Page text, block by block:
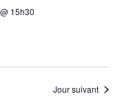
15h30
Jour suivant